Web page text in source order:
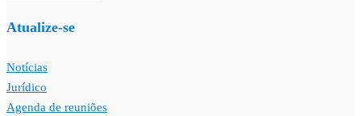
Atualize-se
Notícias
Jurídico
Agenda de reuniões